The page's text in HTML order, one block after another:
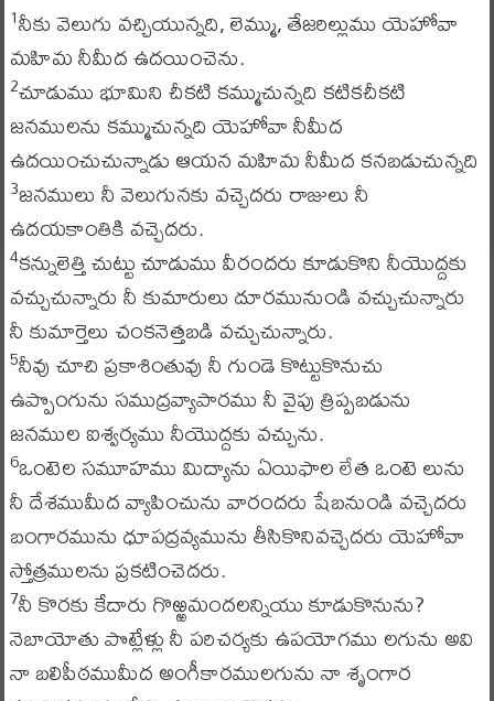
1నీకు వెలుగు వచ్చియున్నది, లెమ్ము, తేజరిల్లుము యెహోవా
మహిమ నీమీద ఉదయించెను.
2చూడుము భూమిని చీకటి కమ్ముచున్నది కటికచీకటి
జనములను కమ్ముచున్నది యెహోవా నీమీద
ఉదయించుచున్నాడు ఆయన మహిమ నీమీద కనబడుచున్నది
3జనములు నీ వెలుగునకు వచ్చెదరు రాజులు నీ
ఉదయకాంతికి వచ్చెదరు.
4కన్నులెత్తి చుట్టు చూడుము వీరందరు కూడుకొని నీయొద్దకు
వచ్చుచున్నారు నీ కుమారులు దూరమునుండి వచ్చుచున్నారు
నీ కుమార్తెలు చంకనెత్తబడి వచ్చుచున్నారు.
5నీవు చూచి ప్రకాశింతువు నీ గుండె కొట్టుకొనుచు
ఉప్పొంగును సముద్రవ్యాపారము నీ వైపు త్రిప్పబడును
జనముల ఐశ్వర్యము నీయొద్దకు వచ్చును.
6ఒంటెల సమూహము మిద్యాను ఏయిఫాల లేత ఒంటె లును
నీ దేశముమీద వ్యాపించును వారందరు షేబనుండి వచ్చెదరు
బంగారమును ధూపద్రవ్యమును తీసికొనివచ్చెదరు యెహోవా
స్తోత్రములను ప్రకటించెదరు.
7నీ కొరకు కేదారు గొఱ్ఱమందలన్నియు కూడుకొనును?
నెబాయోతు పొట్లేళ్లు నీ పరిచర్యకు ఉపయోగము లగును అవి
నా బలిపీఠముమీద అంగీకారములగును నా శృంగార